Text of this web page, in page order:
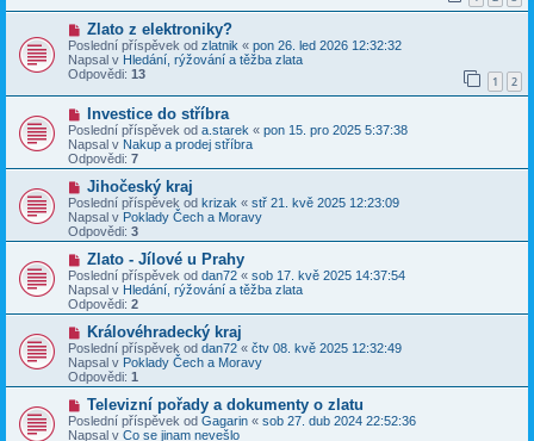
ř
s
p
ě
v
e
N
o
v
ý
p
ř
s
p
ě
v
k
Zlato z elektroniky?
Poslední příspěvek od zlatnik « pon 26. led 2026 12:32:32
Napsal v Hledání, rýžování a těžba zlata
Odpovědi: 13 1 2
N
o
v
ý
p
s
p
ě
v
e
k
Investice do stříbra
Poslední příspěvek od a.starek « pon 15. pro 2025 5:37:38
Napsal v Nakup a prodej stříbra
Odpovědi: 7
N
o
v
ý
p
s
p
ě
v
e
k
Jihočeský kraj
Poslední příspěvek od krizak « stř 21. kvě 2025 12:23:09
Napsal v Poklady Čech a Moravy
Odpovědi: 3
N
o
v
ý
p
s
p
ě
v
k
Zlato - Jílové u Prahy
Poslední příspěvek od dan72 « sob 17. kvě 2025 14:37:54
Napsal v Hledání, rýžování a těžba zlata
Odpovědi: 2
N
o
v
ý
p
s
Královéhradecký kraj
Poslední příspěvek od dan72 « čtv 08. kvě 2025 12:32:49
Napsal v Poklady Čech a Moravy
Odpovědi: 1
N
o
v
Televizní pořady a dokumenty o zlatu
Poslední příspěvek od Gagarin « sob 27. dub 2024 22:52:36
Napsal v Co se jinam nevešlo